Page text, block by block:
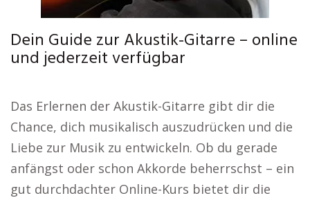
Dein Guide zur Akustik-Gitarre – online
und jederzeit verfügbar
Das Erlernen der Akustik-Gitarre gibt dir die
Chance, dich musikalisch auszudrücken und die
Liebe zur Musik zu entwickeln. Ob du gerade
anfängst oder schon Akkorde beherrschst – ein
gut durchdachter Online-Kurs bietet dir die